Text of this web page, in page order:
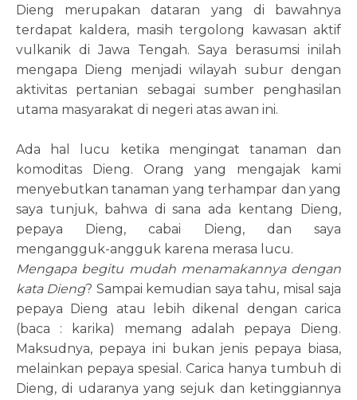
Dieng merupakan dataran yang di bawahnya
terdapat kaldera, masih tergolong kawasan aktif
vulkanik di Jawa Tengah. Saya berasumsi inilah
mengapa Dieng menjadi wilayah subur dengan
aktivitas pertanian sebagai sumber penghasilan
utama masyarakat di negeri atas awan ini.
Ada hal lucu ketika mengingat tanaman dan
komoditas Dieng. Orang yang mengajak kami
menyebutkan tanaman yang terhampar dan yang
saya tunjuk, bahwa di sana ada kentang Dieng,
pepaya Dieng, cabai Dieng, dan saya
mengangguk-angguk karena merasa lucu.
Mengapa begitu mudah menamakannya dengan
kata Dieng? Sampai kemudian saya tahu, misal saja
pepaya Dieng atau lebih dikenal dengan carica
(baca : karika) memang adalah pepaya Dieng.
Maksudnya, pepaya ini bukan jenis pepaya biasa,
melainkan pepaya spesial. Carica hanya tumbuh di
Dieng, di udaranya yang sejuk dan ketinggiannya